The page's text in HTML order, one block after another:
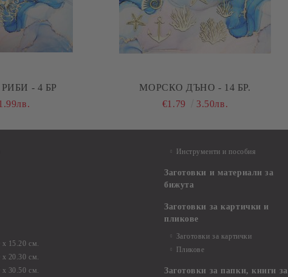
- 4 БР
1.99лв.
МОРСКО ДЪНО - 14 БР.
€1.79
3.50лв.
х 15.20 см.
х 20.30 см.
х 30.50 см.
Инструменти и пособия
Заготовки и материали за
бижута
Заготовки за картички и
пликове
Заготовки за картички
Пликове
Заготовки за папки, книги за